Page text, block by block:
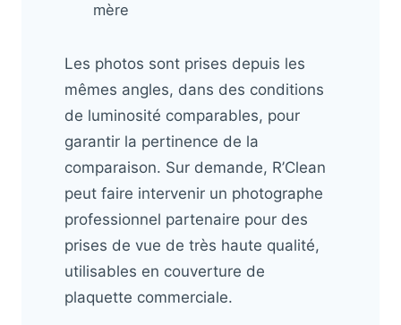
mère
Les photos sont prises depuis les
mêmes angles, dans des conditions
de luminosité comparables, pour
garantir la pertinence de la
comparaison. Sur demande, R’Clean
peut faire intervenir un photographe
professionnel partenaire pour des
prises de vue de très haute qualité,
utilisables en couverture de
plaquette commerciale.